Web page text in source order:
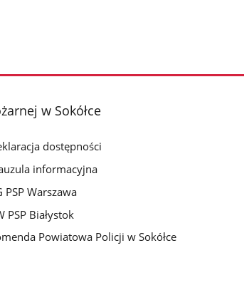
w Sokółce
dostępności
informacyjna
PSP Warszawa
PSP Białystok
Powiatowa Policji w Sokółce